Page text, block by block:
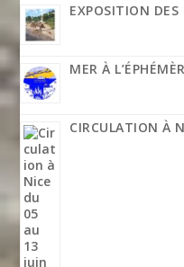
EXPOSITION DES
MER À
CIRCULATION À